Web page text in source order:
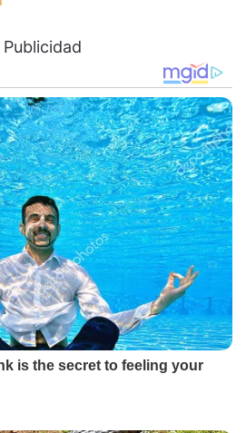
Publicidad